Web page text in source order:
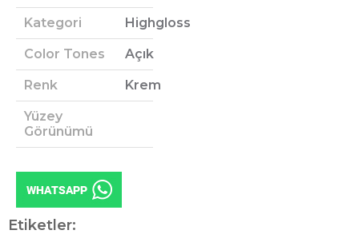
Kategori Highgloss
Color Tones Açık
Renk Krem
Yüzey
Görünümü
Etiketler: